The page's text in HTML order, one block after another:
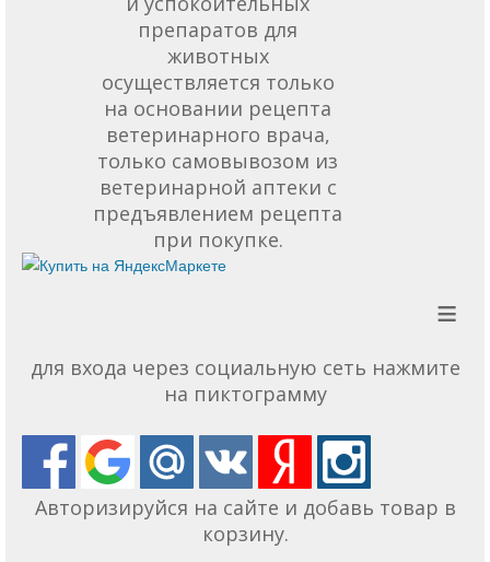
препаратов для
животных
осуществляется только
на основании рецепта
ветеринарного врача,
только самовывозом из
ветеринарной аптеки с
предъявлением рецепта
при покупке.
≡
для входа через социальную сеть нажмите
на пиктограмму
Авторизируйся на сайте и добавь товар в
корзину.